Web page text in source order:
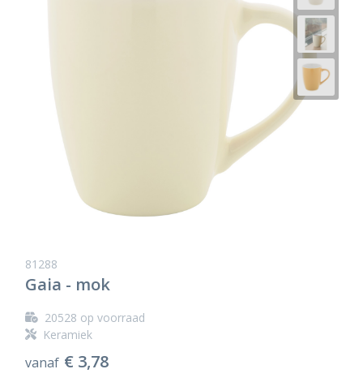
81288
Gaia - mok
20528 op voorraad
Keramiek
vanaf € 3,78